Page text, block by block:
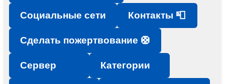
Социальные сети Контакты 📮
Сделать пожертвование 🛟
Сервер Категории